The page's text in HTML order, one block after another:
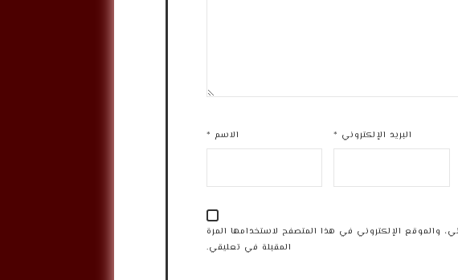
الاسم * البريد الإلكتروني *
والموقع الإلكتروني في هذا المتصفح لاستخدامها المرة
المقبلة في تعليقي.